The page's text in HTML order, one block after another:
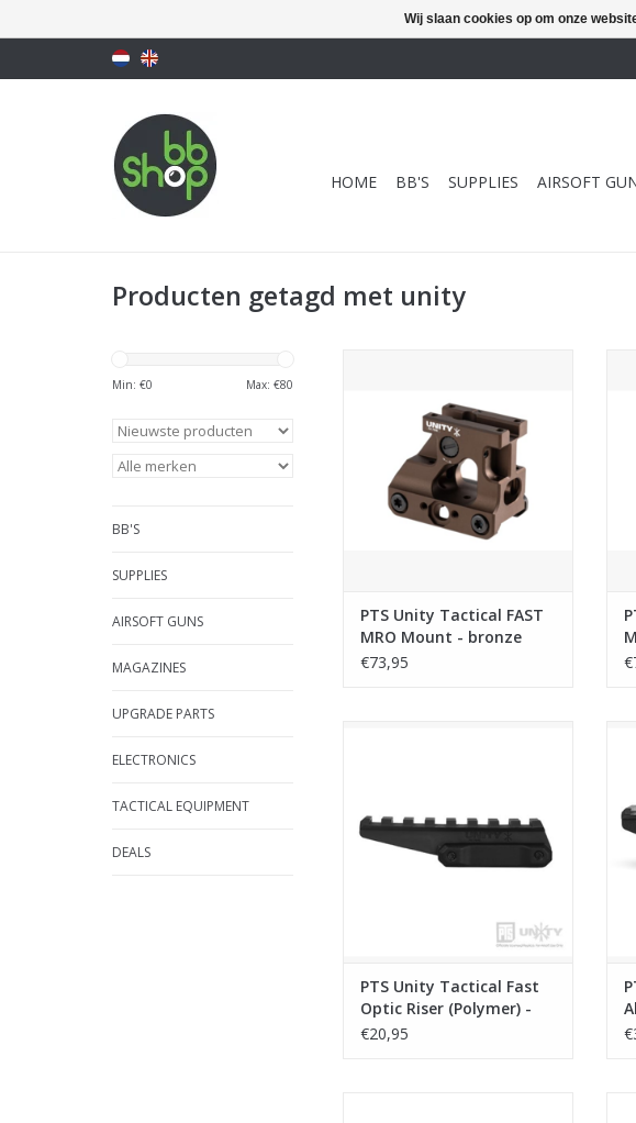
HOME BB'S SUPPLIES AIRSOFT
Producten getagd met unity
Min: €0 Max: €80
BB'S
SUPPLIES
AIRSOFT GUNS
MAGAZINES
UPGRADE PARTS
ELECTRONICS
TACTICAL EQUIPMENT
DEALS
TOEVOEGEN AAN WINKELWAGEN
PTS Unity Tactical FAST
MRO Mount - bronze
€73,95
PTS Unity Tactical Fast
Optic Riser (Polymer) -
Black
€20,95
Wij slaan cookies op om onze